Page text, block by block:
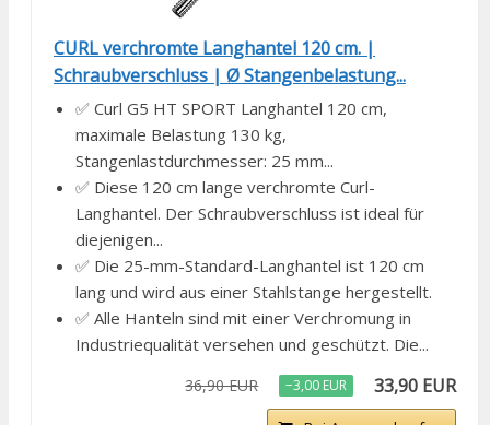
CURL verchromte Langhantel 120 cm. |
Schraubverschluss | Ø Stangenbelastung...
✅ Curl G5 HT SPORT Langhantel 120 cm,
maximale Belastung 130 kg,
Stangenlastdurchmesser: 25 mm...
✅ Diese 120 cm lange verchromte Curl-
Langhantel. Der Schraubverschluss ist ideal für
diejenigen...
✅ Die 25-mm-Standard-Langhantel ist 120 cm
lang und wird aus einer Stahlstange hergestellt.
✅ Alle Hanteln sind mit einer Verchromung in
Industriequalität versehen und geschützt. Die...
36,90 EUR −3,00 EUR 33,90 EUR